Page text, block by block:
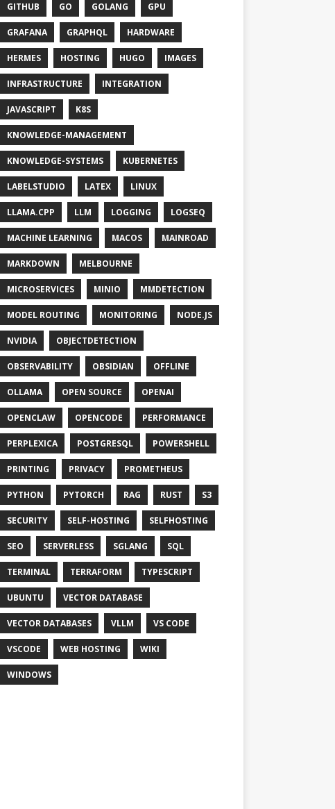
GITHUB GO GOLANG GPU
GRAFANA GRAPHQL HARDWARE
HERMES HOSTING HUGO IMAGES
INFRASTRUCTURE INTEGRATION
JAVASCRIPT K8S
KNOWLEDGE-MANAGEMENT
KNOWLEDGE-SYSTEMS KUBERNETES
LABELSTUDIO LATEX LINUX
LLAMA.CPP LLM LOGGING LOGSEQ
MACHINE LEARNING MACOS MAINROAD
MARKDOWN MELBOURNE
MICROSERVICES MINIO MMDETECTION
MODEL ROUTING MONITORING NODE.JS
NVIDIA OBJECTDETECTION
OBSERVABILITY OBSIDIAN OFFLINE
OLLAMA OPEN SOURCE OPENAI
OPENCLAW OPENCODE PERFORMANCE
PERPLEXICA POSTGRESQL POWERSHELL
PRINTING PRIVACY PROMETHEUS
PYTHON PYTORCH RAG RUST S3
SECURITY SELF-HOSTING SELFHOSTING
SEO SERVERLESS SGLANG SQL
TERMINAL TERRAFORM TYPESCRIPT
UBUNTU VECTOR DATABASE
VECTOR DATABASES VLLM VS CODE
VSCODE WEB HOSTING WIKI
WINDOWS